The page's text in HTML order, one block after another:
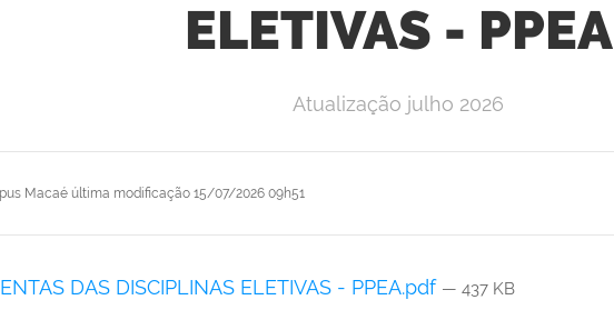
ELETIVAS - PPEA
Macaé última modificação 15/07/2026 09h51
Atualização julho 2026
DAS DISCIPLINAS ELETIVAS - PPEA.pdf — 437 KB